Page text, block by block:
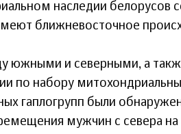
наследии белорусов
ближневосточное
южными и северными, а
по набору
гаплогрупп были
мужчин с севера на